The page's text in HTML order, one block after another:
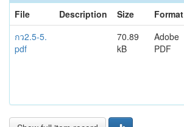
File
Description Size
Format
กว2.5-5.
pdf
70.89
kB
Adobe
PDF